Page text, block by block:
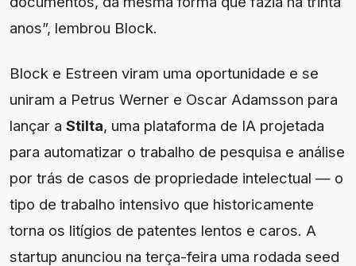
anos”, lembrou Block.
Block e Estreen viram uma oportunidade e se
uniram a Petrus Werner e Oscar Adamsson para
lançar a Stilta, uma plataforma de IA projetada
para automatizar o trabalho de pesquisa e análise
por trás de casos de propriedade intelectual — o
tipo de trabalho intensivo que historicamente
torna os litígios de patentes lentos e caros. A
startup anunciou na terça-feira uma rodada seed